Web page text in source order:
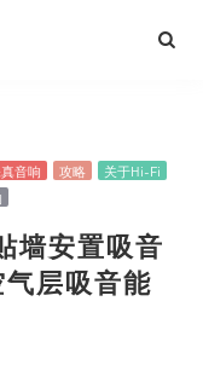
音响 攻略
关于Hi-Fi
墙安置吸音
层吸音能